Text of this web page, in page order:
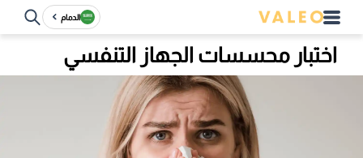
الدمام
اختبار محسسات الجهاز التنفسي